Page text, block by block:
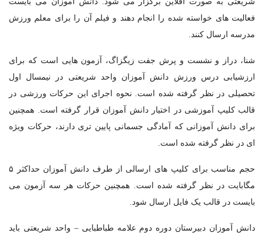
Designed and Developed by Kavano Team 2016-18
فعالیت های خواسته شده را انجام دهند و فیلم آن را برای معلم ورزش
مدرسه ارسال کنند.
شنا، دراز و نشست و پرش جفت زیگزاگ، آزمون هایی است که برای
ارزشیابی درس ورزش دانش آموزان واحد شریعتی در نیمسال اول
تحصیلی در نظر گرفته شده است. نحوه اجرای این حرکات ورزشی در
قالب کلیپ آموزشی در اختیار دانش آموزان قرار گرفته است. همچنین
برای دانش آموزانی که آمادگی جسمانی پایین تری دارند، حرکات ویژه
ای در نظر گرفته شده است.
حجم مناسب برای کلیپ های ارسالی از طرف دانش آموزان حداکثر ۵
مگابایت در نظر گرفته شده است. همچنین حرکات هر سه آزمون می
بایست در قالب یک فایل ارسال شود.
دانش آموزان دبیرستان دوره دوم علامه طباطبایی – واحد شریعتی باید